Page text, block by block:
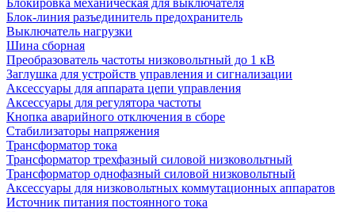
Блокировка механическая для выключателя
Блок-линия разъединитель предохранитель
Выключатель нагрузки
Шина сборная
Преобразователь частоты низковольтный до 1 кВ
Заглушка для устройств управления и сигнализации
Аксессуары для аппарата цепи управления
Аксессуары для регулятора частоты
Кнопка аварийного отключения в сборе
Стабилизаторы напряжения
Трансформатор тока
Трансформатор трехфазный силовой низковольтный
Трансформатор однофазный силовой низковольтный
Аксессуары для низковольтных коммутационных аппаратов
Источник питания постоянного тока